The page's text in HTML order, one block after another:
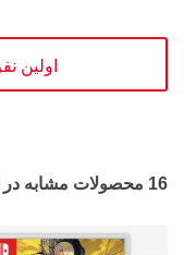
اولین
16 محصولات مشابه در شاخه های مختلف: